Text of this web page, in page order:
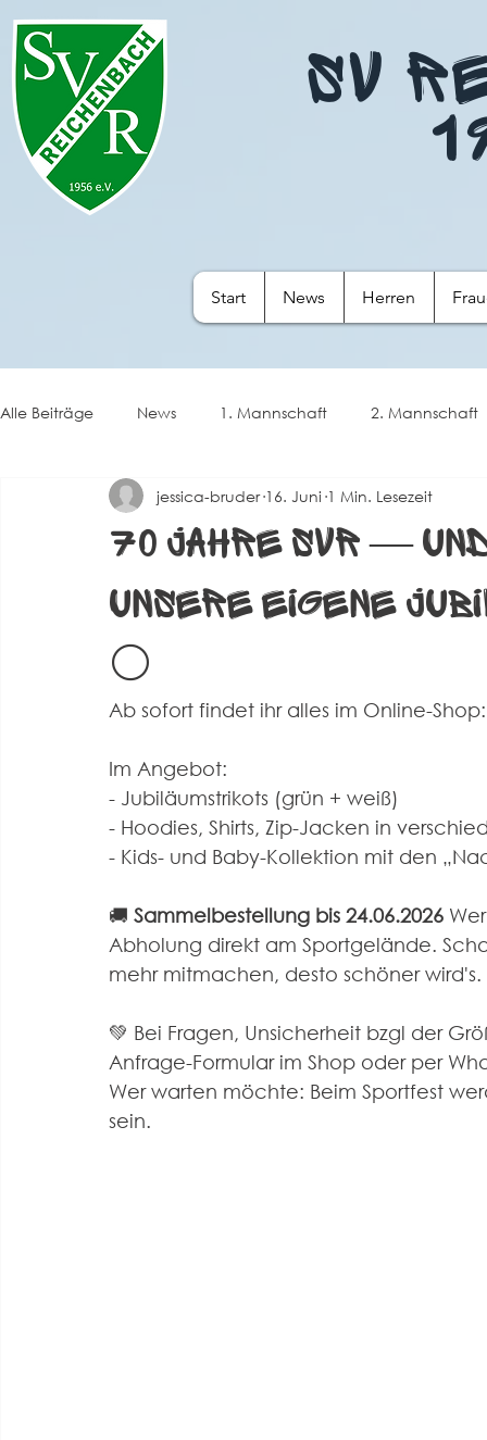
SV
Start News Herren
Alle Beiträge News 1. Mannschaft 2. Mannschaft
Spielberichte Herren 2 Corona Events
70 Jahre SVR —
unsere eigene
⚪️
jessica-bruder 16. Juni 1 Min. Lesezeit
Ab sofort findet ihr alles im Online-
Im Angebot:
- Jubiläumstrikots (grün + weiß)
- Hoodies, Shirts, Zip-Jacken in
- Kids- und Baby-Kollektion mit den
🚚 Sammelbestellung bis 24.06.2026
Abholung direkt am Sportgelände.
mehr mitmachen, desto schöner wird's.
💚 Bei Fragen, Unsicherheit bzgl der
Anfrage-Formular im Shop oder per
Wer warten möchte: Beim Sportfest
sein.